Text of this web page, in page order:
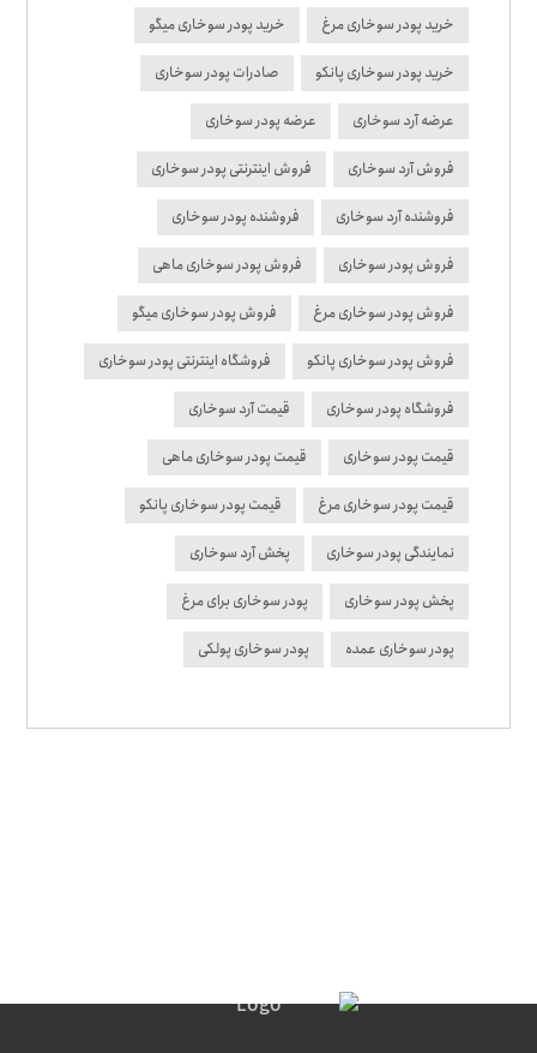
خرید پودر سوخاری مرغ خرید پودر سوخاری میگو
خرید پودر سوخاری پانکو صادرات پودر سوخاری
عرضه آرد سوخاری عرضه پودر سوخاری
فروش آرد سوخاری فروش اینترنتی پودر سوخاری
فروشنده آرد سوخاری فروشنده پودر سوخاری
فروش پودر سوخاری فروش پودر سوخاری ماهی
فروش پودر سوخاری مرغ فروش پودر سوخاری میگو
فروش پودر سوخاری پانکو فروشگاه اینترنتی پودر سوخاری
فروشگاه پودر سوخاری قیمت آرد سوخاری
قیمت پودر سوخاری قیمت پودر سوخاری ماهی
قیمت پودر سوخاری مرغ قیمت پودر سوخاری پانکو
نمایندگی پودر سوخاری پخش آرد سوخاری
پخش پودر سوخاری پودر سوخاری برای مرغ
پودر سوخاری عمده پودر سوخاری پولکی